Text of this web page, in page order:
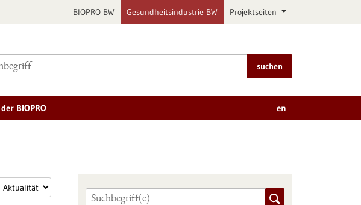
BIOPRO BW Gesundheitsindustrie BW Projektseiten
suchen
BIOPRO en